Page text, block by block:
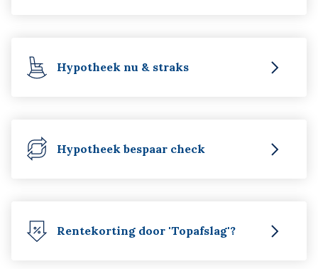
Hypotheek nu & straks
Hypotheek bespaar check
Rentekorting door 'Topafslag'?